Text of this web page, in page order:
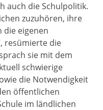
auch die Schulpolitik.
zuzuhören, ihre
die eigenen
resümierte die
sie mit dem
schwierige
die Notwendigkeit
öffentlichen
im ländlichen